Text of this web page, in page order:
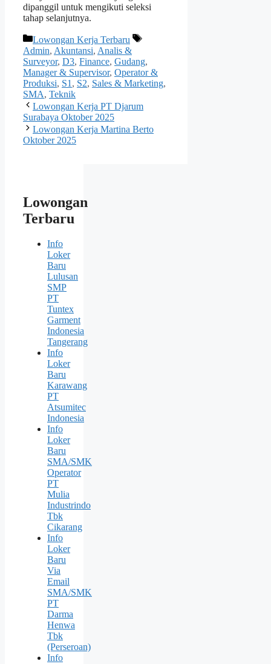
dipanggil untuk mengikuti seleksi
tahap selanjutnya.
Kategori
Lowongan Kerja Terbaru
Tag
Admin, Akuntansi, Analis &
Surveyor, D3, Finance, Gudang,
Manager & Supervisor, Operator &
Produksi, S1 , S2, Sales & Marketing,
SMA, Teknik
Lowongan Kerja PT Djarum
Surabaya Oktober 2025
Lowongan Kerja Martina Berto
Oktober 2025
Lowongan
Terbaru
Info
Loker
Baru
Lulusan
SMP
PT
Tuntex
Garment
Indonesia
Tangerang
Info
Loker
Baru
Karawang
PT
Atsumitec
Indonesia
Info
Loker
Baru
SMA/SMK
Operator
PT
Mulia
Industrindo
Tbk
Cikarang
Info
Loker
Baru
Via
Email
SMA/SMK
PT
Darma
Henwa
Tbk
(Perseroan)
Info